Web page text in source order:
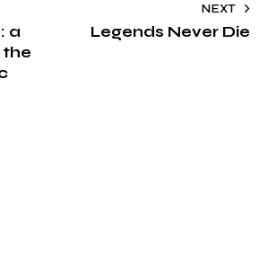
a
the
NEXT
Legends Never Die